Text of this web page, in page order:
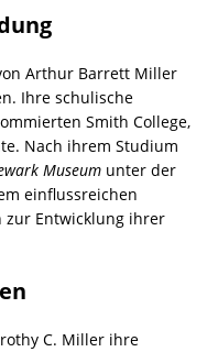
Arthur Barrett Miller
Ihre schulische
Smith College,
Nach ihrem Studium
Museum unter der
einflussreichen
zur Entwicklung ihrer
C. Miller ihre